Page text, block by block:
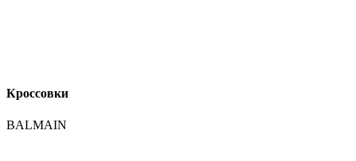
Кроссовки
BALMAIN